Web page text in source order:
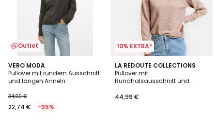
Outlet
VERO MODA
Pullover mit rundem Ausschnitt
und langen Ärmeln
34,99 €
22,74 € -35%
2
/
5
10% EXTRA*
LA REDOUTE COLLECTIONS
Pullover mit
Rundhalsausschnitt und
44,99 €
2
Farben